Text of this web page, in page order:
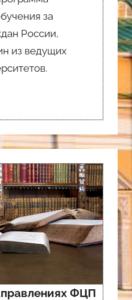
за
России,
из ведущих
ФЦП